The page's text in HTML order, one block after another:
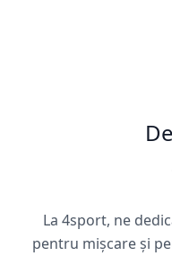
La 4sport, ne
pentru mișcare și